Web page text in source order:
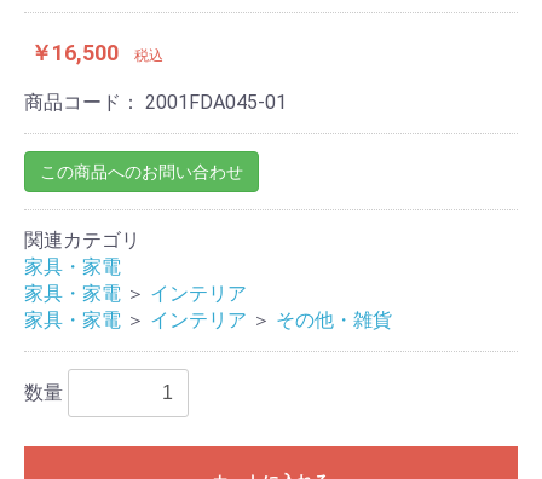
￥16,500 税込
商品コード： 2001FDA045-01
この商品へのお問い合わせ
関連カテゴリ
家具・家電
家具・家電 ＞ インテリア
家具・家電 ＞ インテリア ＞ その他・雑貨
数量